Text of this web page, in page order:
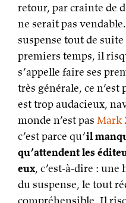
retour, par crainte de
ne serait pas
suspense tout de suite
premiers temps, il
s’appelle faire ses
très générale, ce
est trop audacieux,
monde n’est pas Mark
c’est parce qu’il
qu’attendent les
eux, c’est-à-dire :
du suspense, le tout